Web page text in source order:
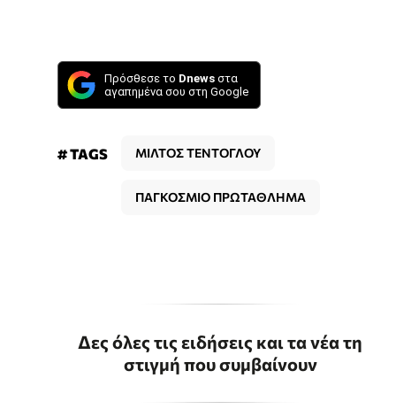
Πρόσθεσε το Dnews στα
αγαπημένα σου στη Google
# TAGS ΜΙΛΤΟΣ ΤΕΝΤΟΓΛΟΥ
ΠΑΓΚΟΣΜΙΟ ΠΡΩΤΑΘΛΗΜΑ
Δες όλες τις ειδήσεις και τα νέα τη
στιγμή που συμβαίνουν